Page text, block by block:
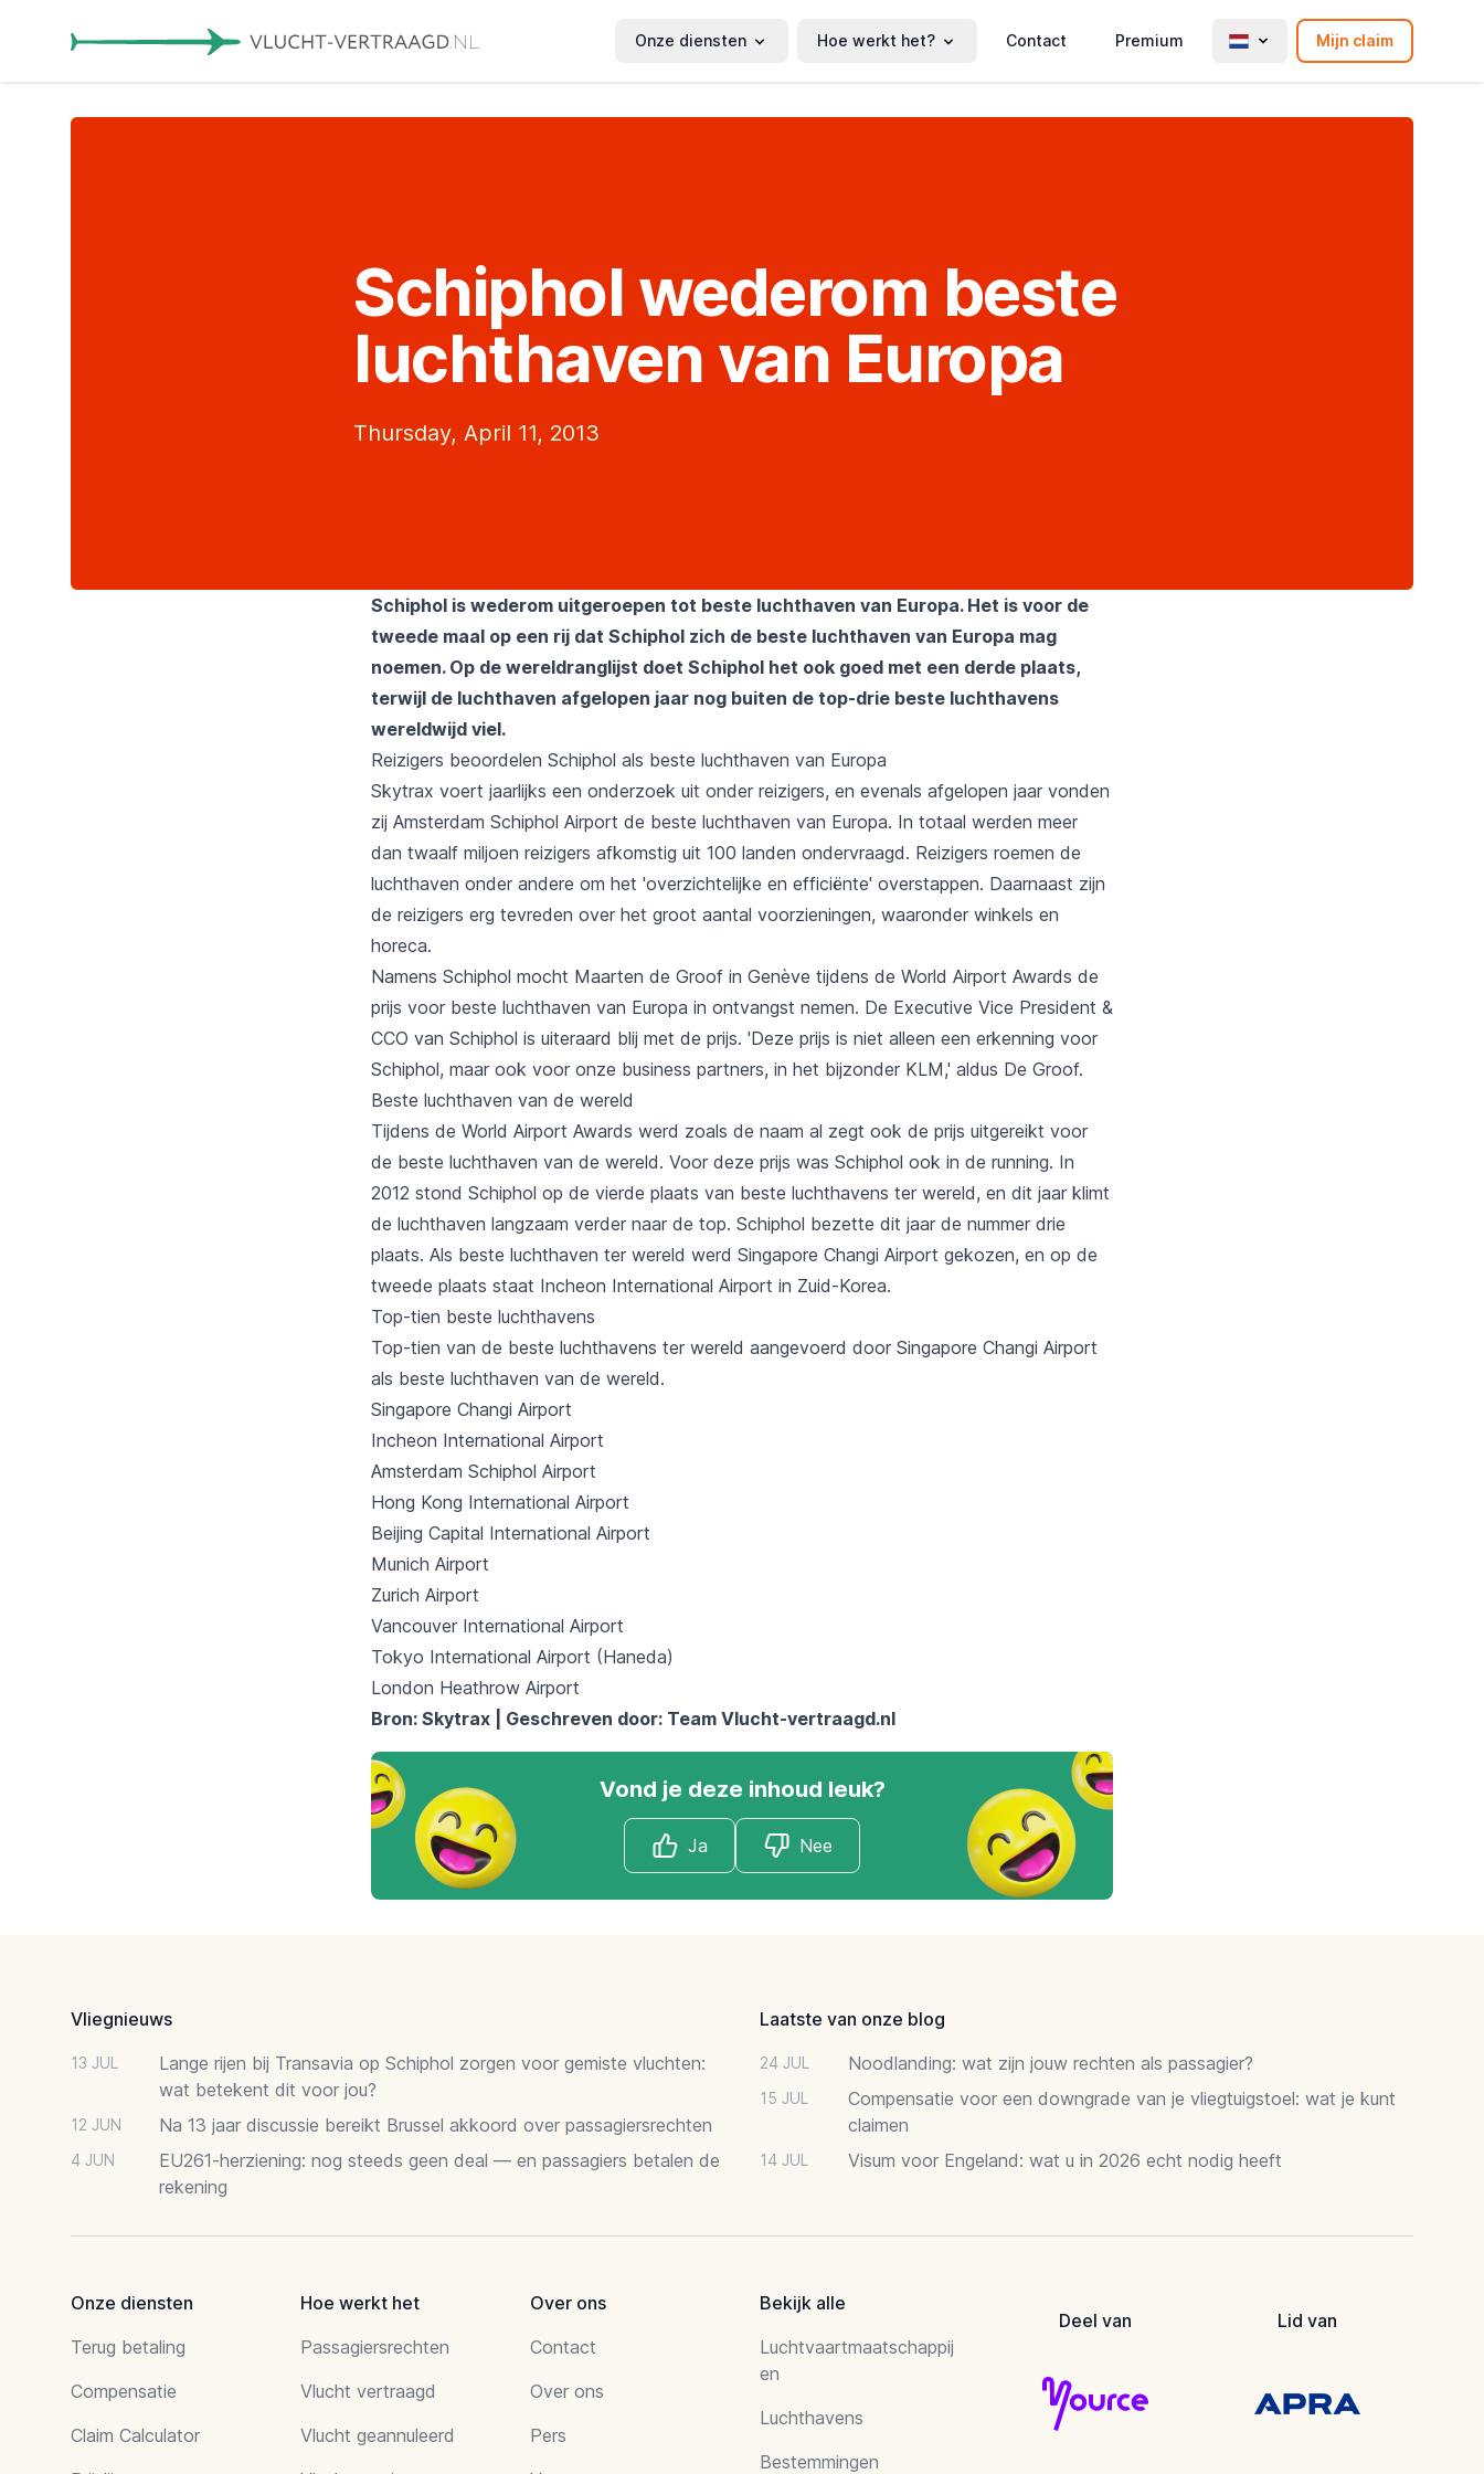
Onze diensten Hoe werkt het? Contact Premium Mijn claim
Schiphol wederom beste
luchthaven van Europa
Thursday, April 11, 2013
Schiphol is wederom uitgeroepen tot beste luchthaven van Europa. Het is voor de
tweede maal op een rij dat Schiphol zich de beste luchthaven van Europa mag
noemen. Op de wereldranglijst doet Schiphol het ook goed met een derde plaats,
terwijl de luchthaven afgelopen jaar nog buiten de top-drie beste luchthavens
wereldwijd viel.
Reizigers beoordelen Schiphol als beste luchthaven van Europa
Skytrax voert jaarlijks een onderzoek uit onder reizigers, en evenals afgelopen jaar vonden
zij Amsterdam Schiphol Airport de beste luchthaven van Europa. In totaal werden meer
dan twaalf miljoen reizigers afkomstig uit 100 landen ondervraagd. Reizigers roemen de
luchthaven onder andere om het 'overzichtelijke en efficiënte' overstappen. Daarnaast zijn
de reizigers erg tevreden over het groot aantal voorzieningen, waaronder winkels en
horeca.
Namens Schiphol mocht Maarten de Groof in Genève tijdens de World Airport Awards de
prijs voor beste luchthaven van Europa in ontvangst nemen. De Executive Vice President &
CCO van Schiphol is uiteraard blij met de prijs. 'Deze prijs is niet alleen een erkenning voor
Schiphol, maar ook voor onze business partners, in het bijzonder KLM,' aldus De Groof.
Beste luchthaven van de wereld
Tijdens de World Airport Awards werd zoals de naam al zegt ook de prijs uitgereikt voor
de beste luchthaven van de wereld. Voor deze prijs was Schiphol ook in de running. In
2012 stond Schiphol op de vierde plaats van beste luchthavens ter wereld, en dit jaar klimt
de luchthaven langzaam verder naar de top. Schiphol bezette dit jaar de nummer drie
plaats. Als beste luchthaven ter wereld werd Singapore Changi Airport gekozen, en op de
tweede plaats staat Incheon International Airport in Zuid-Korea.
Top-tien beste luchthavens
Top-tien van de beste luchthavens ter wereld aangevoerd door Singapore Changi Airport
als beste luchthaven van de wereld.
Singapore Changi Airport
Incheon International Airport
Amsterdam Schiphol Airport
Hong Kong International Airport
Beijing Capital International Airport
Munich Airport
Zurich Airport
Vancouver International Airport
Tokyo International Airport (Haneda)
London Heathrow Airport
Bron: Skytrax | Geschreven door: Team Vlucht-vertraagd.nl
Vond je deze inhoud leuk?
Ja Nee
Vliegnieuws
13 JUL
Lange rijen bij Transavia op Schiphol zorgen voor gemiste vluchten:
wat betekent dit voor jou?
12 JUN Na 13 jaar discussie bereikt Brussel akkoord over passagiersrechten
4 JUN
EU261-herziening: nog steeds geen deal — en passagiers betalen de
rekening
Laatste van onze blog
24 JUL Noodlanding: wat zijn jouw rechten als passagier?
15 JUL
Compensatie voor een downgrade van je vliegtuigstoel: wat je kunt
claimen
14 JUL Visum voor Engeland: wat u in 2026 echt nodig heeft
Onze diensten
Terug betaling
Compensatie
Claim Calculator
Hoe werkt het
Passagiersrechten
Vlucht vertraagd
Vlucht geannuleerd
Over ons
Contact
Over ons
Pers
Bekijk alle
Luchtvaartmaatschappij
en
Luchthavens
Bestemmingen
Deel van Lid van